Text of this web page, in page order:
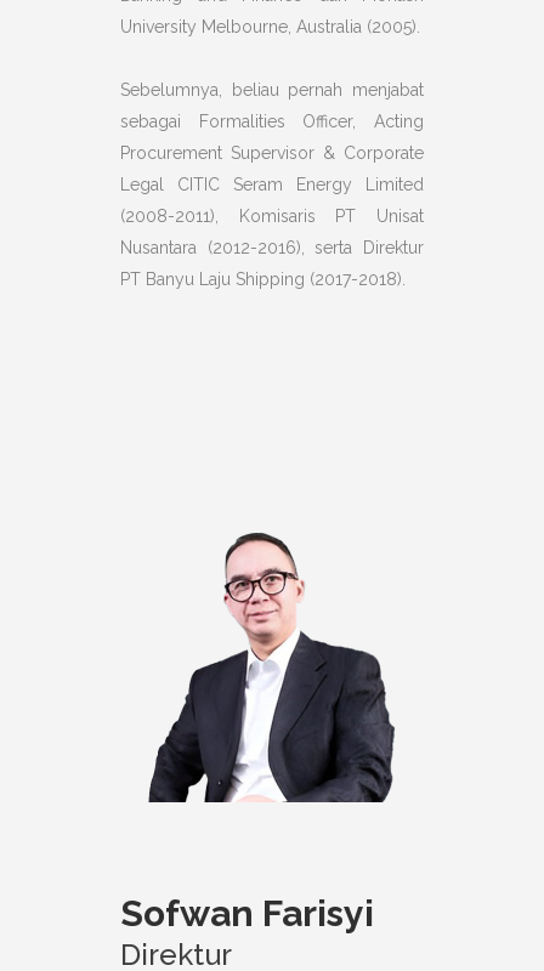
University Melbourne, Australia (2005).
Sebelumnya, beliau pernah menjabat
sebagai Formalities Officer, Acting
Procurement Supervisor & Corporate
Legal CITIC Seram Energy Limited
(2008-2011), Komisaris PT Unisat
Nusantara (2012-2016), serta Direktur
PT Banyu Laju Shipping (2017-2018).
Sofwan Farisyi
Direktur